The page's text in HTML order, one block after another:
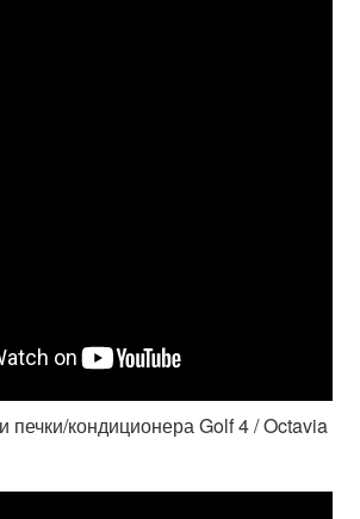
печки/кондиционера Golf 4 / Octavia